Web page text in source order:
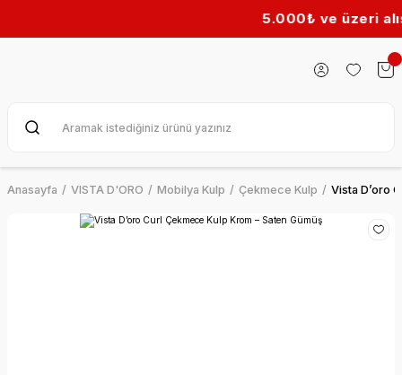
5.000₺ ve üzeri
Anasayfa VISTA D'ORO Mobilya Kulp Çekmece Kulp Vista D’oro